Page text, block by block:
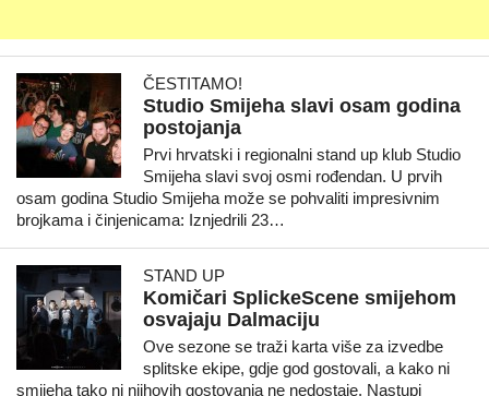
ČESTITAMO!
Studio Smijeha slavi osam godina
postojanja
Prvi hrvatski i regionalni stand up klub Studio
Smijeha slavi svoj osmi rođendan. U prvih
osam godina Studio Smijeha može se pohvaliti impresivnim
brojkama i činjenicama: Iznjedrili 23…
STAND UP
Komičari SplickeScene smijehom
osvajaju Dalmaciju
Ove sezone se traži karta više za izvedbe
splitske ekipe, gdje god gostovali, a kako ni
smijeha tako ni njihovih gostovanja ne nedostaje. Nastupi